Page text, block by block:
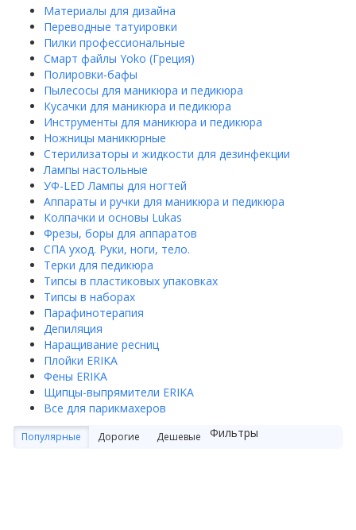
Материалы для дизайна
Переводные татуировки
Пилки профессиональные
Смарт файлы Yoko (Греция)
Полировки-бафы
Пылесосы для маникюра и педикюра
Кусачки для маникюра и педикюра
Инструменты для маникюра и педикюра
Ножницы маникюрные
Стерилизаторы и жидкости для дезинфекции
Лампы настольные
УФ-LED Лампы для ногтей
Аппараты и ручки для маникюра и педикюра
Колпачки и основы Lukas
Фрезы, боры для аппаратов
СПА уход. Руки, ноги, тело.
Терки для педикюра
Типсы в пластиковых упаковках
Типсы в наборах
Парафинотерапия
Депиляция
Наращивание ресниц
Плойки ERIKA
Фены ERIKA
Щипцы-выпрямители ERIKA
Все для парикмахеров
Популярные Дорогие Дешевые Фильтры